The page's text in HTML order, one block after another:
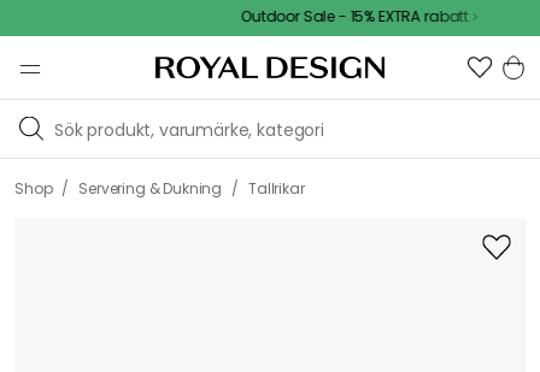
Outdoor Sale - 15% EXTRA rabatt
Shop / Servering & Dukning / Tallrikar